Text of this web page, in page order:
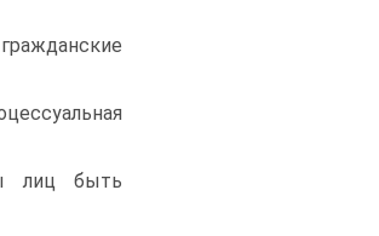
лиц быть